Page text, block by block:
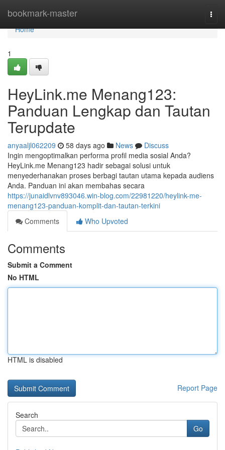
bookmark-master
Home
Home
1
HeyLink.me Menang123:
Panduan Lengkap dan Tautan
Terupdate
anyaaljl062209 58 days ago News
Discuss
Ingin mengoptimalkan performa profil media sosial Anda?
HeyLink.me Menang123 hadir sebagai solusi untuk
menyederhanakan proses berbagi tautan utama kepada audiens
Anda. Panduan ini akan membahas secara
https://junaidlvnv893046.win-blog.com/22981220/heylink-me-
menang123-panduan-komplit-dan-tautan-terkini
Comments
Who Upvoted
Comments
Submit a Comment
No HTML
HTML is disabled
Report Page
Search
Go